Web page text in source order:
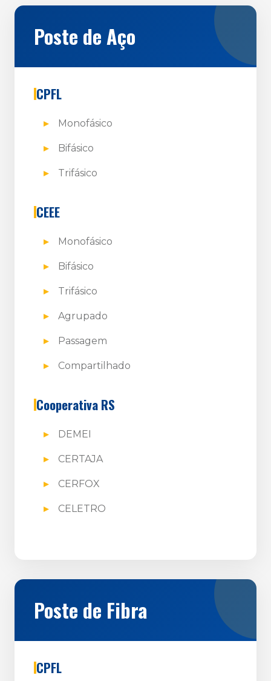
Poste de Aço
CPFL
Monofásico
Bifásico
Trifásico
CEEE
Monofásico
Bifásico
Trifásico
Agrupado
Passagem
Compartilhado
Cooperativa RS
DEMEI
CERTAJA
CERFOX
CELETRO
Poste de Fibra
CPFL